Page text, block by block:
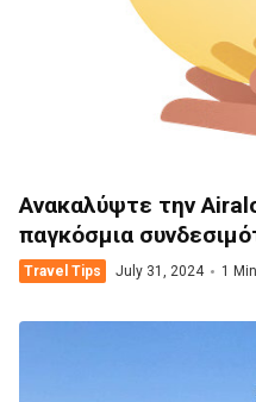
Ανακαλύψτε την
παγκόσμια
Travel Tips July 31, 2024 1